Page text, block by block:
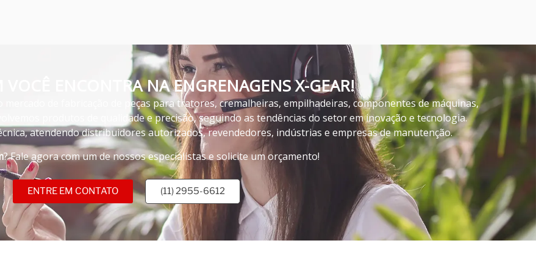
VOCÊ ENCONTRA NA ENGRENAGENS X-GEAR!
mercado de fabricação de peças para tratores, cremalheiras, empilhadeiras, componentes de máquinas,
produtos de qualidade e precisão, seguindo as tendências do setor em inovação e tecnologia.
atendendo distribuidores autorizados, revendedores, indústrias e empresas de manutenção.
? Fale agora com um de nossos especialistas e solicite um orçamento!
ENTRE EM CONTATO (11) 2955-6612